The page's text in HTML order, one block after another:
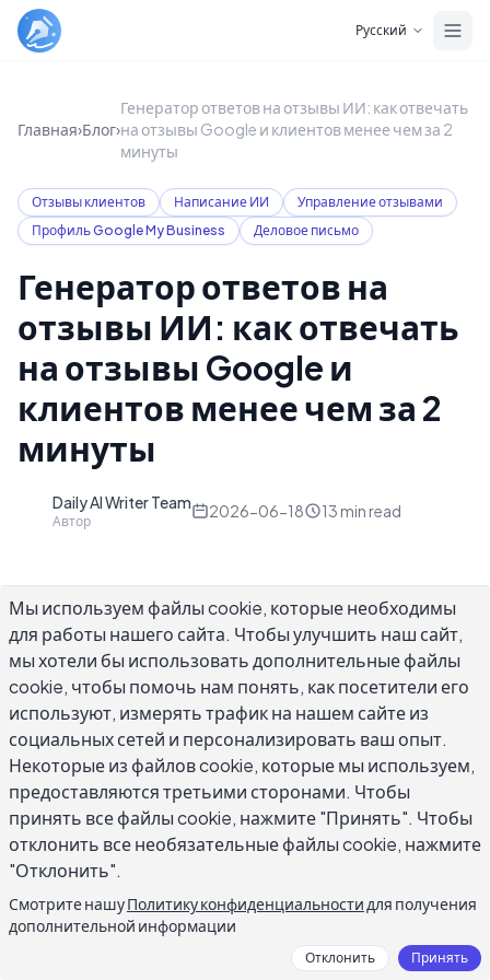
Русский
Главная›Блог›
Генератор ответов на отзывы ИИ: как отвечать
на отзывы Google и клиентов менее чем за 2
минуты
Отзывы клиентов Написание ИИ
Управление отзывами
Профиль Google My Business
Деловое письмо
Генератор ответов на
отзывы ИИ: как отвечать
на отзывы Google и
клиентов менее чем за 2
минуты
Daily AI Writer Team
Автор
2026-06-18 13 min read
Ответы на отзывы клиентов требуют
реального времени, и большинство
владельцев бизнеса отстают в течение
нескольких недель после открытия своего
профиля Google Business. Генератор ответов
на отзывы ИИ сокращает каждый ответ с двух-
пяти минут менее чем на тридцать секунд,
читая конкретный полученный отзыв и
общего шаблона. В этом руководстве
показано, как его эффективно использовать:
что включать в подсказки, как обрабатывать
Мы используем файлы cookie, которые необходимы
для работы нашего сайта. Чтобы улучшить наш сайт,
мы хотели бы использовать дополнительные файлы
cookie, чтобы помочь нам понять, как посетители его
используют, измерять трафик на нашем сайте из
социальных сетей и персонализировать ваш опыт.
Некоторые из файлов cookie, которые мы используем,
предоставляются третьими сторонами. Чтобы
принять все файлы cookie, нажмите "Принять". Чтобы
отклонить все необязательные файлы cookie, нажмите
"Отклонить".
Смотрите нашуПолитику конфиденциальности для получения
дополнительной информации
Отклонить Принять